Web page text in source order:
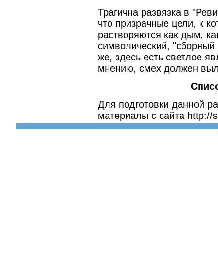
Трагична развязка в
что призрачные цели, к
растворяются как дым,
символический,
же, здесь есть светлое
мнению, смех должен
Для подготовки данной
материалы с сайта http://